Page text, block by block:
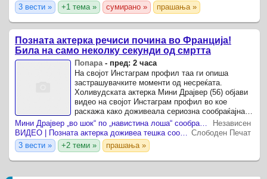
3 вести » +1 тема » сумирано » прашања »
Позната актерка речиси почина во Франција!
Била на само неколку секунди од смртта
Попара- пред: 2 часа
На својот Инстаграм профил таа ги опиша
застрашувачките моменти од несреќата.
Холивудската актерка Мини Драјвер (56) објави
видео на својот Инстаграм профил во кое
раскажа како доживеала сериозна сообраќајна
несреќа на селски пат во близина на Париз.
Мини Драјвер „во шок“ по „навистина лоша“ сообраќајна несреќа
Независен
ВИДЕО | Позната актерка доживеа тешка сообраќајна несреќа во Франција, автомобилот е целосно смачкан Слободен Печат
3 вести »
+2 теми » прашања »